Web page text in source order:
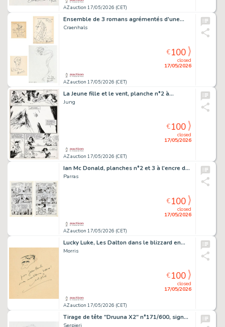
AZ auction 17/05/2026 (CET)
Ensemble de 3 romans agrémentés d'une…
Craenhals
AZ auction 17/05/2026 (CET)
closed
17/05/2026
€100
La Jeune fille et le vent, planche n°2 à…
Jung
AZ auction 17/05/2026 (CET)
closed
17/05/2026
€100
Ian Mc Donald, planches n°2 et 3 à l'encre de…
Parras
AZ auction 17/05/2026 (CET)
closed
17/05/2026
€100
Lucky Luke, Les Dalton dans le blizzard en…
Morris
AZ auction 17/05/2026 (CET)
closed
17/05/2026
€100
Tirage de tête "Druuna X2" n°171/600, signé…
Serpieri